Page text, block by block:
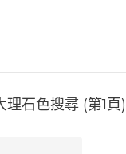
理石色搜尋 (第1頁)